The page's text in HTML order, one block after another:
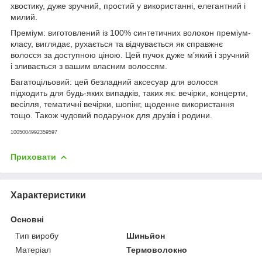
хвостику, дуже зручний, простий у використанні, елегантний і
милий.
Преміум: виготовлений із 100% синтетичних волокон преміум-
класу, виглядає, рухається та відчувається як справжнє
волосся за доступною ціною. Цей пучок дуже м’який і зручний
і зливається з вашим власним волоссям.
Багатоцільовий: цей безладний аксесуар для волосся
підходить для будь-яких випадків, таких як: вечірки, концерти,
весілля, тематичні вечірки, шопінг, щоденне використання
тощо. Також чудовий подарунок для друзів і родини.
1005004992359597
Приховати
Характеристики
Основні
Тип виробу
Шиньйон
Матеріал
Термоволокно